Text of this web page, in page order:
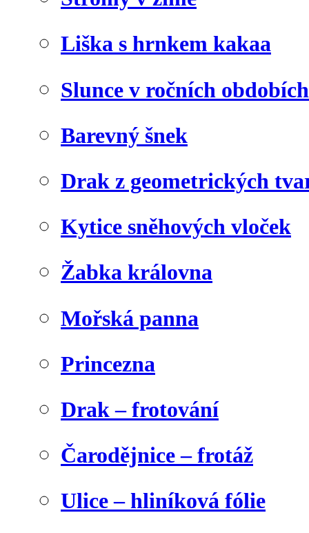
Liška s hrnkem kakaa
Slunce v ročních obdobích
Barevný šnek
Drak z geometrických
Kytice sněhových vloček
Žabka královna
Mořská panna
Princezna
Drak – frotování
Čarodějnice – frotáž
Ulice – hliníková fólie